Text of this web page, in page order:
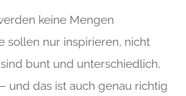
keine Mengen
sollen nur inspirieren, nicht
bunt und unterschiedlich,
und das ist auch genau richtig